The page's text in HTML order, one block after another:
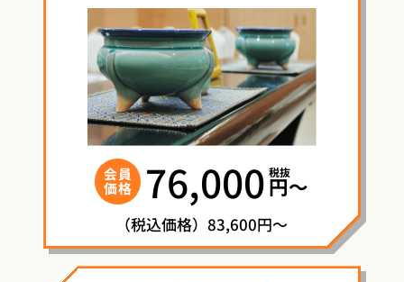
会員
価格 76,000 税抜
円〜
（税込価格）83,600円～